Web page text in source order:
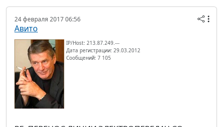
24 февраля 2017 06:56
Авито
IP/Host: 213.87.249.---
Дата регистрации: 29.03.2012
Сообщений: 7 105